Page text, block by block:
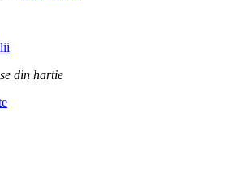
din hartie